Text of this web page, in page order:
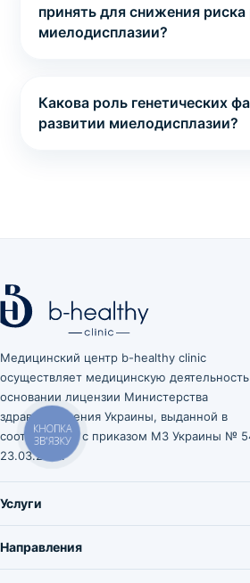
принять для снижения риска
миелодисплазии?
Какова роль генетических
развитии миелодисплазии?
Медицинский центр b-healthy clinic
осуществляет медицинскую
основании лицензии Министерства
здравоохранения Украины, выданной в
соответствии с приказом МЗ Украины №
23.03.2021.
Услуги
Направления
КНОПКА
ЗВ'ЯЗКУ